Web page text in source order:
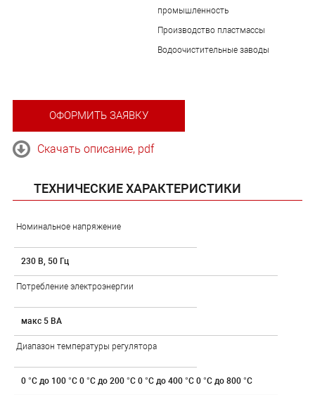
промышленность
Производство пластмассы
Водоочистительные заводы
ОФОРМИТЬ ЗАЯВКУ
Скачать описание, pdf
ТЕХНИЧЕСКИЕ ХАРАКТЕРИСТИКИ
Номинальное напряжение
230 В, 50 Гц
Потребление электроэнергии
макс 5 ВA
Диапазон температуры регулятора
0 °C до 100 °C 0 °C до 200 °C 0 °C до 400 °C 0 °C до 800 °C